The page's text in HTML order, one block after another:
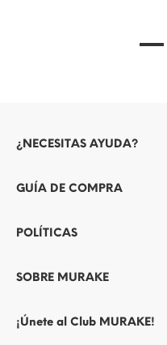
¿NECESITAS AYUDA?
GUÍA DE COMPRA
POLÍTICAS
SOBRE MURAKE
¡Únete al Club MURAKE!